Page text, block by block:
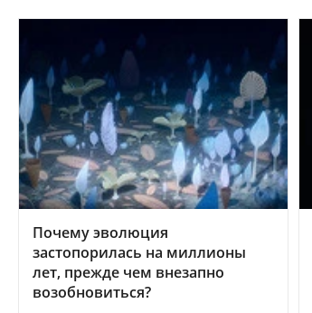
Почему эволюция
застопорилась на миллионы
лет, прежде чем внезапно
возобновиться?